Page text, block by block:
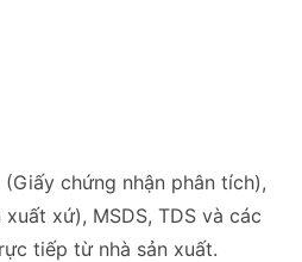
(Giấy chứng nhận phân tích),
xứ), MSDS, TDS và các
tiếp từ nhà sản xuất.